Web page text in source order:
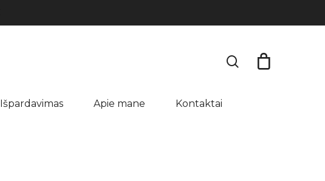
Išpardavimas Apie mane Kontaktai